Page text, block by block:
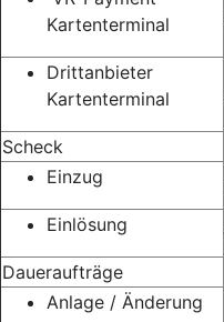
Kartenterminal
Drittanbieter
Kartenterminal
Scheck
Einzug
Einlösung
Daueraufträge
Anlage / Änderung